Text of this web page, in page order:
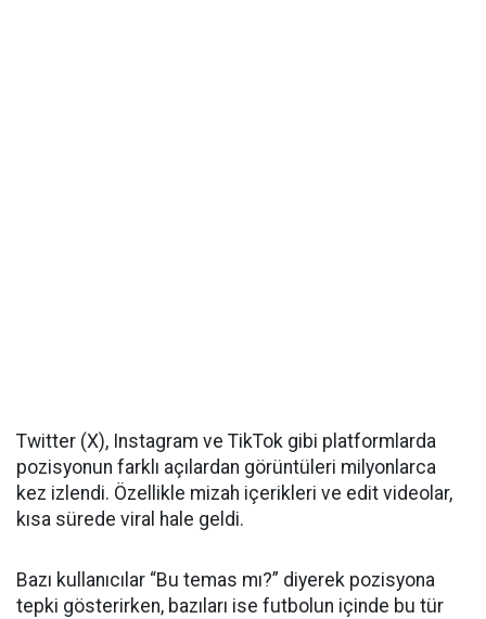
Twitter (X), Instagram ve TikTok gibi platformlarda
pozisyonun farklı açılardan görüntüleri milyonlarca
kez izlendi. Özellikle mizah içerikleri ve edit videolar,
kısa sürede viral hale geldi.
Bazı kullanıcılar “Bu temas mı?” diyerek pozisyona
tepki gösterirken, bazıları ise futbolun içinde bu tür